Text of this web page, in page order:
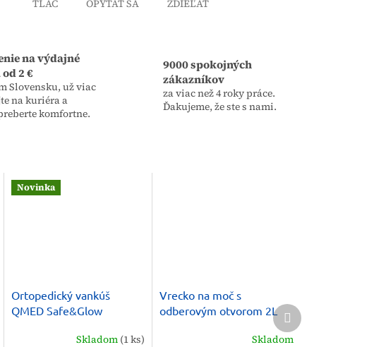
TLAČ OPÝTAŤ SA ZDIEĽAŤ
na výdajné
2 €
Slovensku, už viac
na kuriéra a
komfortne.
9000 spokojných
zákazníkov
za viac než 4 roky práce.
Ďakujeme, že ste s nami.
Novinka
Ortopedický vankúš
QMED Safe&Glow
Skladom (1 ks)
Vrecko na moč s
odberovým otvorom 2L
Skladom
Ďalší
produkt